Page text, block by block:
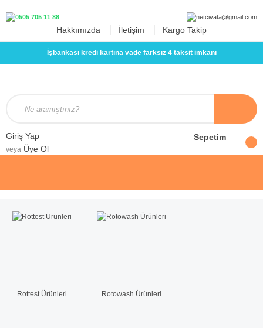
Hakkımızda İletişim Kargo Takip
İşbankası kredi kartına vade farksız 4 taksit imkanı
Giriş Yap
veya Üye Ol
Sepetim
Rottest Ürünleri Rotowash Ürünleri